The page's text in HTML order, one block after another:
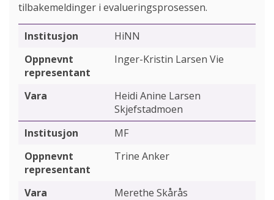
tilbakemeldinger i evalueringsprosessen.
HiNN
Inger-Kristin Larsen Vie
Heidi Anine Larsen
Skjefstadmoen
MF
Trine Anker
Merethe Skårås